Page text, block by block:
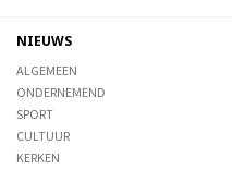
NIEUWS
ALGEMEEN
ONDERNEMEND
SPORT
CULTUUR
KERKEN